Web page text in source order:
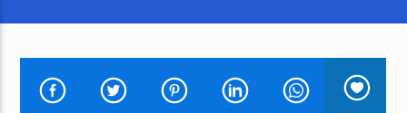
HUIDIG NUMMER